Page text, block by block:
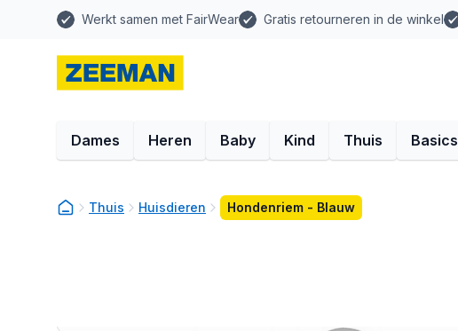
Werkt samen met FairWear Gratis retourneren in de winkel
Dames Heren Baby Kind Thuis Basics
Thuis Huisdieren Hondenriem - Blauw